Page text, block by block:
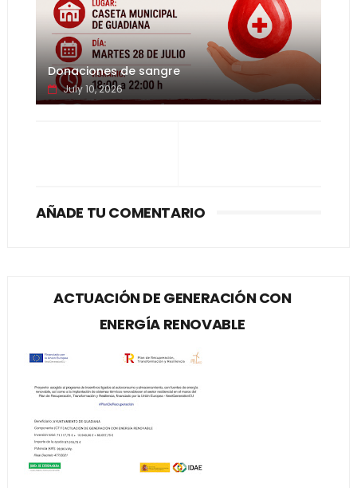
Donaciones de sangre
July 10, 2026
AÑADE TU COMENTARIO
ACTUACIÓN DE GENERACIÓN CON
ENERGÍA RENOVABLE